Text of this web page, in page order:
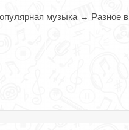
музыка → Разное в